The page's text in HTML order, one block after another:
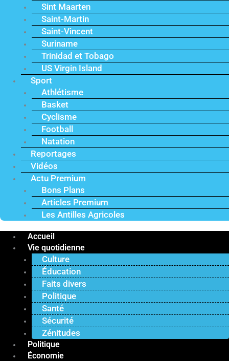
Sint Maarten
Saint-Martin
Saint-Vincent
Suriname
Trinidad et Tobago
US Virgin Island
Sport
Athlétisme
Basket
Cyclisme
Football
Natation
Reportages
Vidéos
Actu Premium
Bons Plans
Articles Premium
Les Antilles Agricoles
Accueil
Vie quotidienne
Culture
Éducation
Faits divers
Politique
Santé
Sécurité
Zénitudes
Politique
Économie